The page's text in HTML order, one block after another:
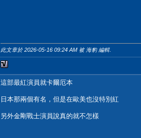
此文章於 2026-05-16 09:24 AM 被 海豹 編輯.
這部最紅演員就卡爾厄本
日本那兩個有名，但是在歐美也沒特別紅
另外金剛戰士演員說真的就不怎樣